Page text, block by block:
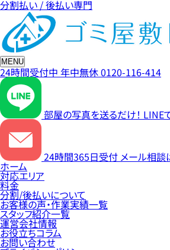
分割払い / 後払い専門
MENU
24時間受付中 年中無休0120-116-414
部屋の写真を送るだけ！ LINE
24時間365日受付 メール相談
ホーム
対応エリア
料金
分割/後払いについて
お客様の声・作業実績一覧
スタッフ紹介一覧
運営会社情報
お役立ちコラム
お問い合わせ